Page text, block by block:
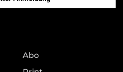
Abo